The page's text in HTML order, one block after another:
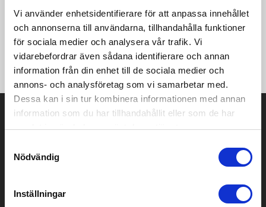
Vi använder enhetsidentifierare för att anpassa innehållet
och annonserna till användarna, tillhandahålla funktioner
för sociala medier och analysera vår trafik. Vi
vidarebefordrar även sådana identifierare och annan
information från din enhet till de sociala medier och
annons- och analysföretag som vi samarbetar med.
Dessa kan i sin tur kombinera informationen med annan
information som du har tillhandahållit eller som de har
samlat in när du har använt deras tjänster.
Nödvändig
Inställningar
hakskydd och dragkläpp. Utskurna detaljer på bröstet. Tre
fickor med dragkedja och matchande ledare. Kardborreband
vid ärmslut. Justerbar nedre fåll med elastiska band och
stopp. 1 000 mm vattentät. Vindtätt tyg. Modellen är 185 cm
och bär storlek M.
Prisuppgift på mailen?
Det går också utmärkt att bara ställa frågor!